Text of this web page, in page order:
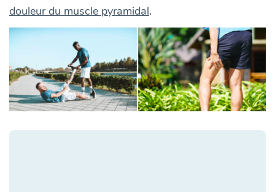
douleur du muscle pyramidal.